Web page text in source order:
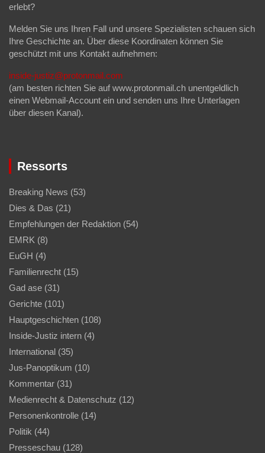
erlebt?
Melden Sie uns Ihren Fall und unsere Spezialisten schauen sich
Ihre Geschichte an. Über diese Koordinaten können Sie
geschützt mit uns Kontakt aufnehmen:
inside-justiz@protonmail.com
(am besten richten Sie auf www.protonmail.ch unentgeldlich
einen Webmail-Account ein und senden uns Ihre Unterlagen
über diesen Kanal).
Ressorts
Breaking News (53)
Dies & Das (21)
Empfehlungen der Redaktion (54)
EMRK (8)
EuGH (4)
Familienrecht (15)
Gad ase (31)
Gerichte (101)
Hauptgeschichten (108)
Inside-Justiz intern (4)
International (35)
Jus-Panoptikum (10)
Kommentar (31)
Medienrecht & Datenschutz (12)
Personenkontrolle (14)
Politik (44)
Presseschau (128)